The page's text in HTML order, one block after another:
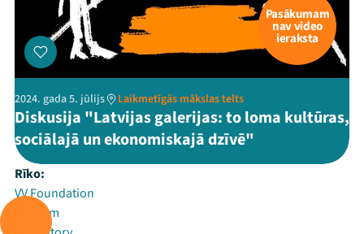
Pasākumam
nav video
ieraksta
2024. gada 5. jūlijs Laikmetīgās mākslas telts
Diskusija "Latvijas galerijas: to loma kultūras,
sociālajā un ekonomiskajā dzīvē"
Rīko:
VV Foundation
Zuzeum